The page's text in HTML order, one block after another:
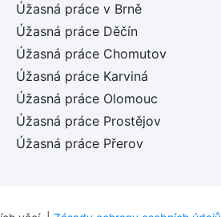
Úžasná práce v Brně
Úžasná práce Děčín
Úžasná práce Chomutov
Úžasná práce Karviná
Úžasná práce Olomouc
Úžasná práce Prostějov
Úžasná práce Přerov